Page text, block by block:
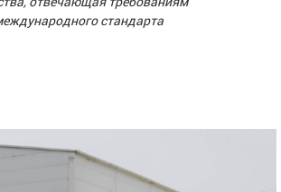
стандарта